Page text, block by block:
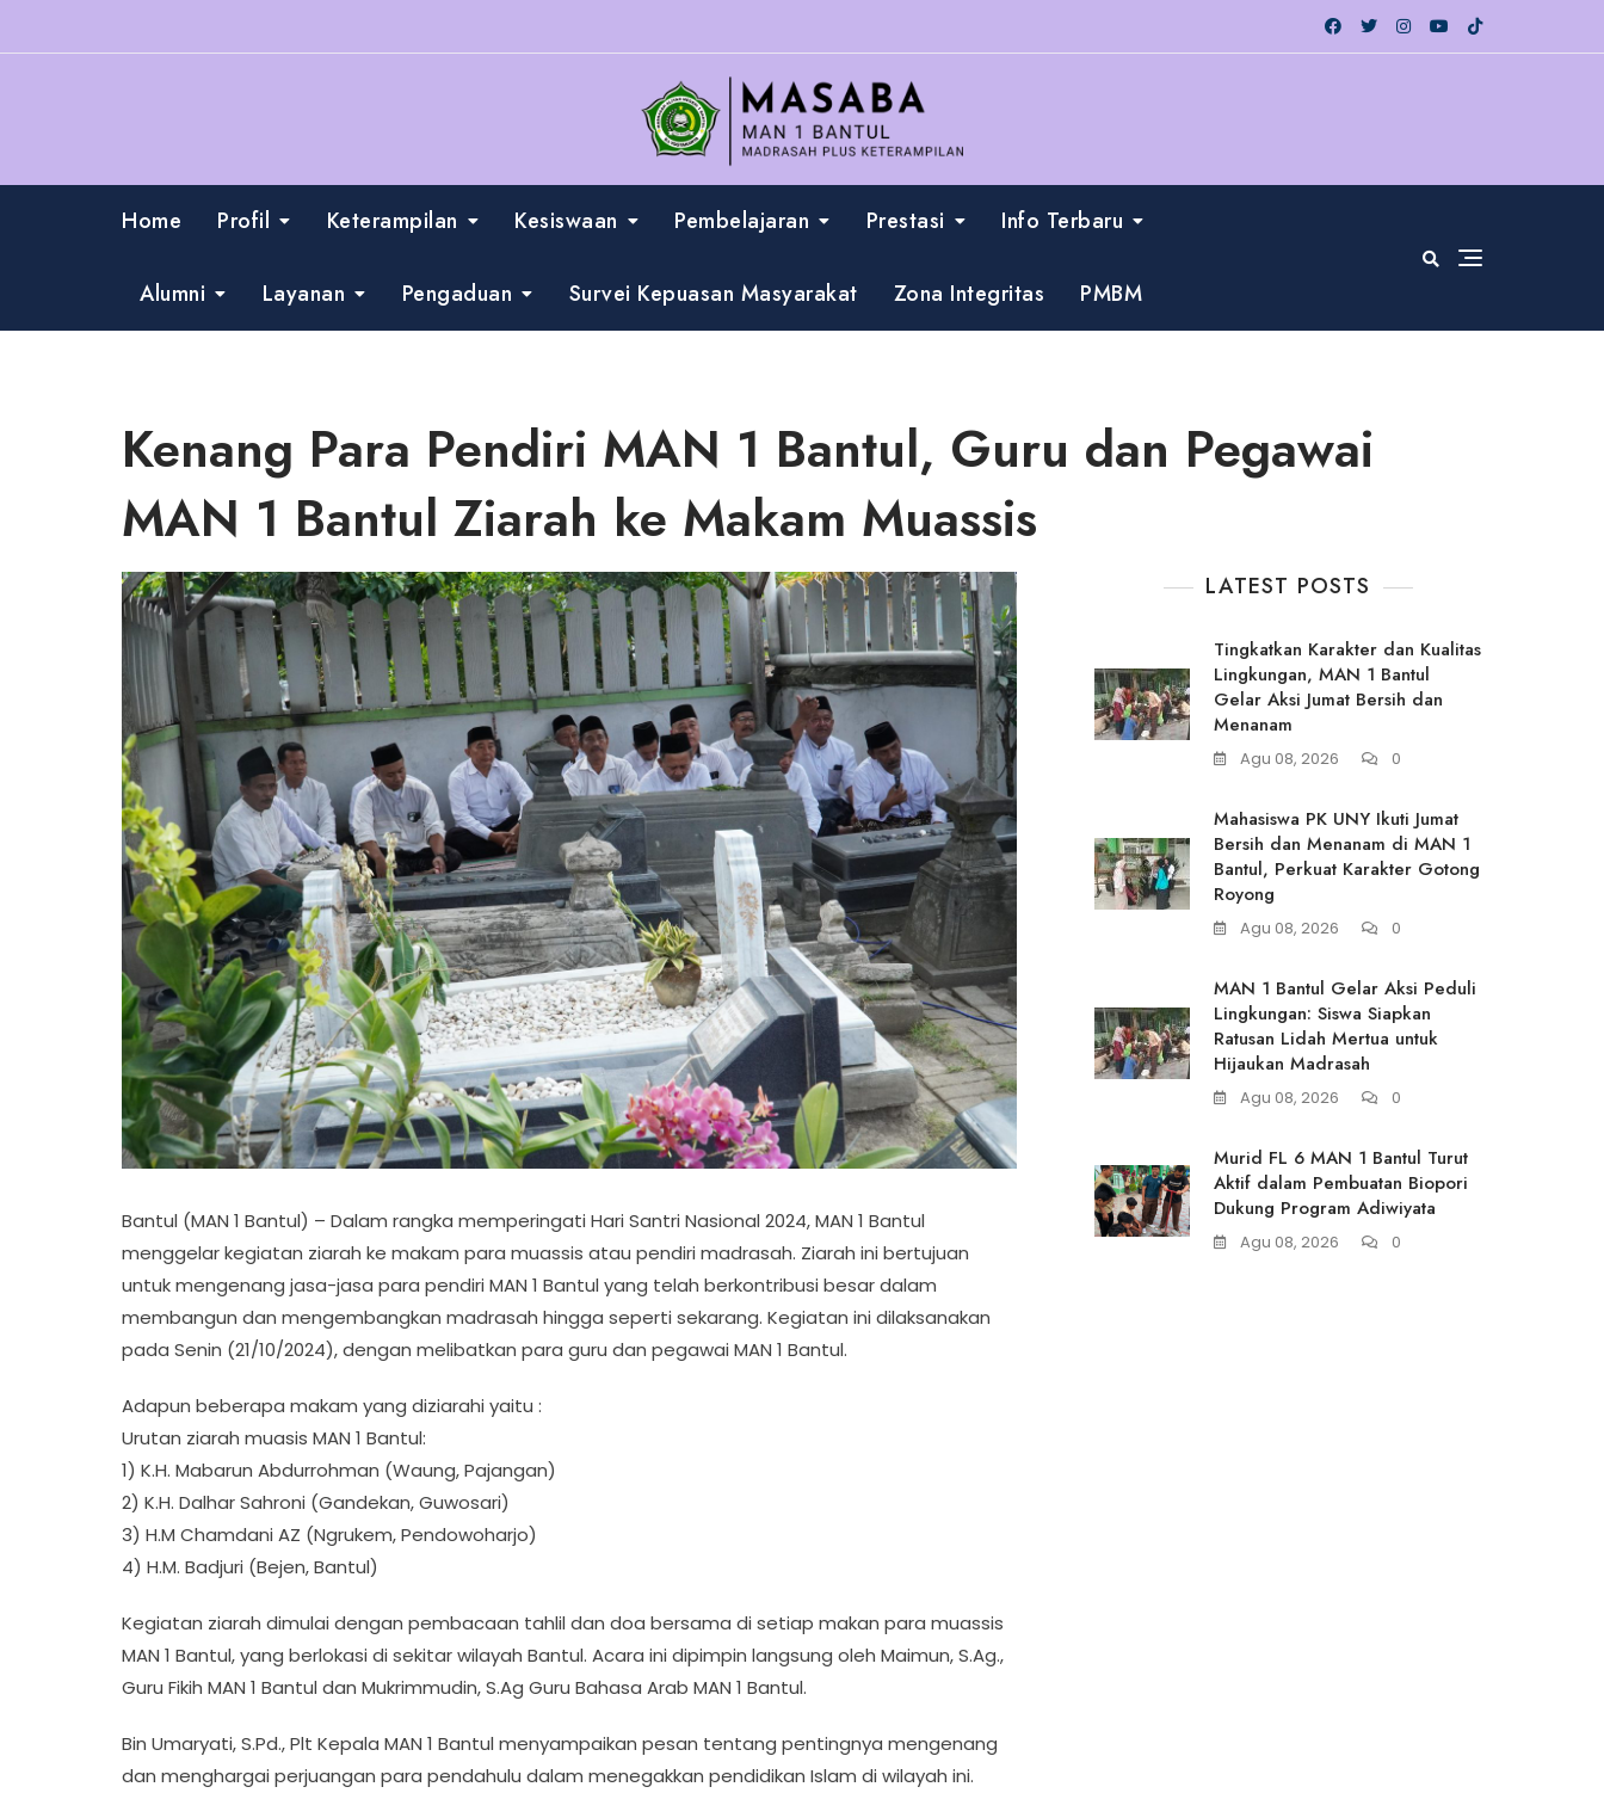
Home Profil Keterampilan Kesiswaan Pembelajaran Prestasi Info Terbaru
Alumni Layanan Pengaduan Survei Kepuasan Masyarakat Zona Integritas PMBM
Kenang Para Pendiri MAN 1 Bantul, Guru dan Pegawai
MAN 1 Bantul Ziarah ke Makam Muassis
Bantul (MAN 1 Bantul) – Dalam rangka memperingati Hari Santri Nasional 2024, MAN 1 Bantul
menggelar kegiatan ziarah ke makam para muassis atau pendiri madrasah. Ziarah ini bertujuan
untuk mengenang jasa-jasa para pendiri MAN 1 Bantul yang telah berkontribusi besar dalam
membangun dan mengembangkan madrasah hingga seperti sekarang. Kegiatan ini dilaksanakan
pada Senin (21/10/2024), dengan melibatkan para guru dan pegawai MAN 1 Bantul.
Adapun beberapa makam yang diziarahi yaitu :
Urutan ziarah muasis MAN 1 Bantul:
1) K.H. Mabarun Abdurrohman (Waung, Pajangan)
2) K.H. Dalhar Sahroni (Gandekan, Guwosari)
3) H.M Chamdani AZ (Ngrukem, Pendowoharjo)
4) H.M. Badjuri (Bejen, Bantul)
Kegiatan ziarah dimulai dengan pembacaan tahlil dan doa bersama di setiap makan para muassis
MAN 1 Bantul, yang berlokasi di sekitar wilayah Bantul. Acara ini dipimpin langsung oleh Maimun, S.Ag.,
Guru Fikih MAN 1 Bantul dan Mukrimmudin, S.Ag Guru Bahasa Arab MAN 1 Bantul.
Bin Umaryati, S.Pd., Plt Kepala MAN 1 Bantul menyampaikan pesan tentang pentingnya mengenang
dan menghargai perjuangan para pendahulu dalam menegakkan pendidikan Islam di wilayah ini.
LATEST POSTS
Tingkatkan Karakter dan Kualitas
Lingkungan, MAN 1 Bantul
Gelar Aksi Jumat Bersih dan
Menanam
Agu 08, 2026 0
Mahasiswa PK UNY Ikuti Jumat
Bersih dan Menanam di MAN 1
Bantul, Perkuat Karakter Gotong
Royong
Agu 08, 2026 0
MAN 1 Bantul Gelar Aksi Peduli
Lingkungan: Siswa Siapkan
Ratusan Lidah Mertua untuk
Hijaukan Madrasah
Agu 08, 2026 0
Murid FL 6 MAN 1 Bantul Turut
Aktif dalam Pembuatan Biopori
Dukung Program Adiwiyata
Agu 08, 2026 0